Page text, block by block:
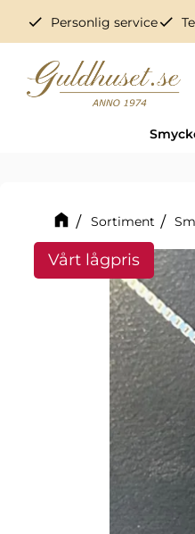
check Personlig servicecheck
Sortiment